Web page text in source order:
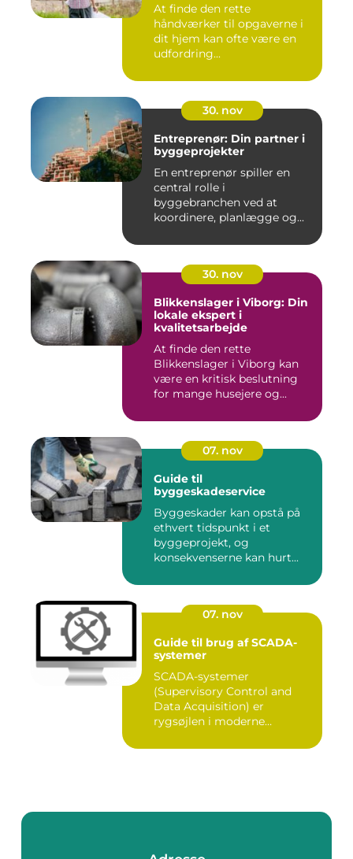
At finde den rette
håndværker til opgaverne i
dit hjem kan ofte være en
udfordring...
30. nov
Entreprenør: Din partner i
byggeprojekter
En entreprenør spiller en
central rolle i
byggebranchen ved at
koordinere, planlægge og...
30. nov
Blikkenslager i Viborg: Din
lokale ekspert i
kvalitetsarbejde
At finde den rette
Blikkenslager i Viborg kan
være en kritisk beslutning
for mange husejere og...
07. nov
Guide til
byggeskadeservice
Byggeskader kan opstå på
ethvert tidspunkt i et
byggeprojekt, og
konsekvenserne kan hurt...
07. nov
Guide til brug af SCADA-
systemer
SCADA-systemer
(Supervisory Control and
Data Acquisition) er
rygsøjlen i moderne